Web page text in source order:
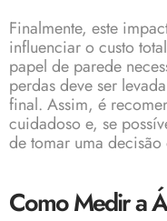
Finalmente, este
influenciar o custo
papel de parede
perdas deve ser
final. Assim, é
cuidadoso e, se
de tomar uma
Como Medir a